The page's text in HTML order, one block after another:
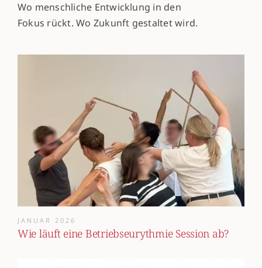
Wo menschliche Entwicklung in den
Fokus rückt. Wo Zukunft gestaltet wird.
JANUAR 2026
Wie läuft eine Betriebseurythmie Session ab?